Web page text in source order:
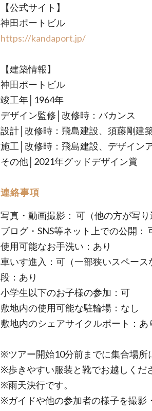
【公式サイト】
神田ポートビル
https://kandaport.jp/
【建築情報】
神田ポートビル
竣工年│1964年
デザイン監修│改修時：バカンス
設計│改修時：飛島建設、須藤剛建
施工│改修時：飛島建設、デザイン
その他│2021年グッドデザイン賞
連絡事項
写真・動画撮影： 可（他の方が写
ブログ・SNS等ネット上での公開：
使用可能なお手洗い：あり
車いす進入：可（一部狭いスペー
段：あり
小学生以下のお子様の参加：可
敷地内の使用可能な駐輪場：なし
敷地内のシェアサイクルポート：あ
※ツアー開始10分前までに集合場所
※歩きやすい服装と靴でお越しくだ
※雨天決行です。
※ガイドや他の参加者の様子を撮影